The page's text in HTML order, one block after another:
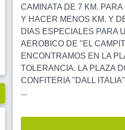
CAMINATA DE 7 KM.
Y HACER MENOS KM. Y
DIAS ESPECIALES PARA
AEROBICO DE "EL
ENCONTRAMOS EN LA
TOLERANCIA. LA PLAZA
CONFITERIA "DALL
...